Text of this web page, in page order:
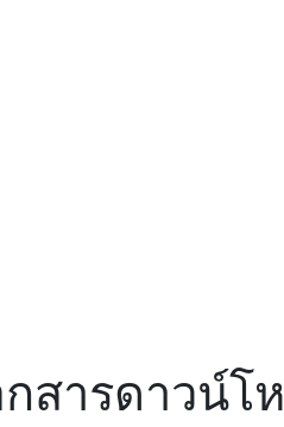
กสารดาวน์โ